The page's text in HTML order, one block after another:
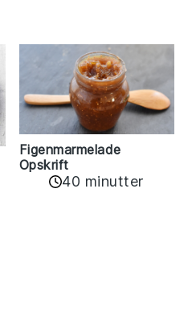
Figenmarmelade
Opskrift
40 minutter